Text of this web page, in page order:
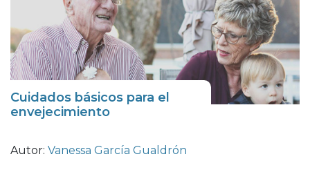
Cuidados básicos para el
envejecimiento
Autor: Vanessa García Gualdrón